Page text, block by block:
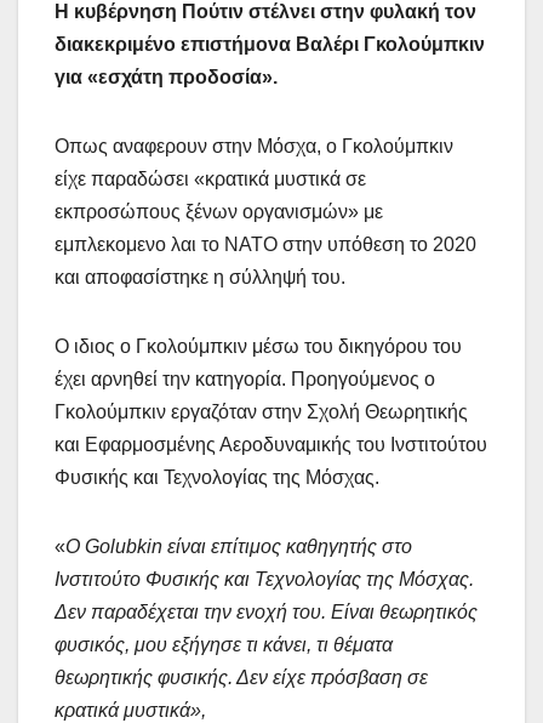
Η κυβέρνηση Πούτιν στέλνει στην φυλακή τον
διακεκριμένο επιστήμονα Βαλέρι Γκολούμπκιν
για «εσχάτη προδοσία».
Οπως αναφερουν στην Μόσχα, ο Γκολούμπκιν
είχε παραδώσει «κρατικά μυστικά σε
εκπροσώπους ξένων οργανισμών» με
εμπλεκομενο λαι το ΝΑΤΟ στην υπόθεση το 2020
και αποφασίστηκε η σύλληψή του.
Ο ιδιος ο Γκολούμπκιν μέσω του δικηγόρου του
έχει αρνηθεί την κατηγορία. Προηγούμενος ο
Γκολούμπκιν εργαζόταν στην Σχολή Θεωρητικής
και Εφαρμοσμένης Αεροδυναμικής του Ινστιτούτου
Φυσικής και Τεχνολογίας της Μόσχας.
«Ο Golubkin είναι επίτιμος καθηγητής στο
Ινστιτούτο Φυσικής και Τεχνολογίας της Μόσχας.
Δεν παραδέχεται την ενοχή του. Είναι θεωρητικός
φυσικός, μου εξήγησε τι κάνει, τι θέματα
θεωρητικής φυσικής. Δεν είχε πρόσβαση σε
κρατικά μυστικά»,